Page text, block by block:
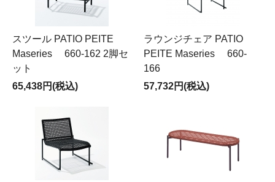
スツール PATIO PEITE
Maseries 660-162 2脚セ
ット
65,438円(税込)
ラウンジチェア PATIO
PEITE Maseries 660-
166
57,732円(税込)